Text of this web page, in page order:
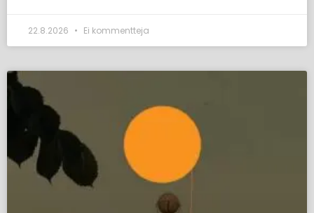
22.8.2026 Ei kommentteja